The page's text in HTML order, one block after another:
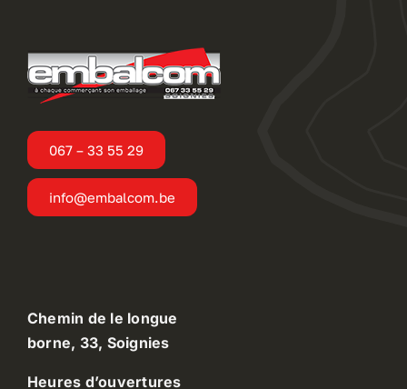
067 – 33 55 29
info@embalcom.be
Chemin de le longue
borne, 33, Soignies
Heures d’ouvertures